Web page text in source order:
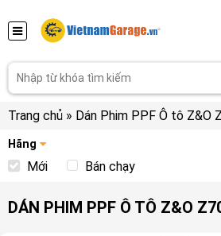
Trang chủ » Dán Phim PPF Ô tô Z&O
Hãng
Mới Bán chạy
DÁN PHIM PPF Ô TÔ Z&O